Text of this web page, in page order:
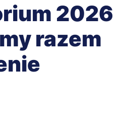
2026
razem